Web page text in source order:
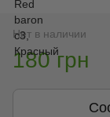
Нет в наличии
180 грн